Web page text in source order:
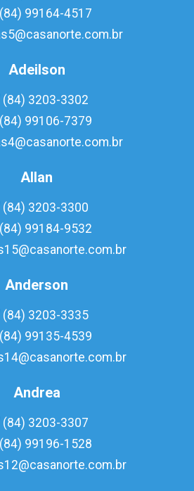
(84) 99164-4517
Adeilson
(84) 3203-3302
(84) 99106-7379
Allan
(84) 3203-3300
(84) 99184-9532
Anderson
(84) 3203-3335
(84) 99135-4539
Andrea
(84) 3203-3307
(84) 99196-1528